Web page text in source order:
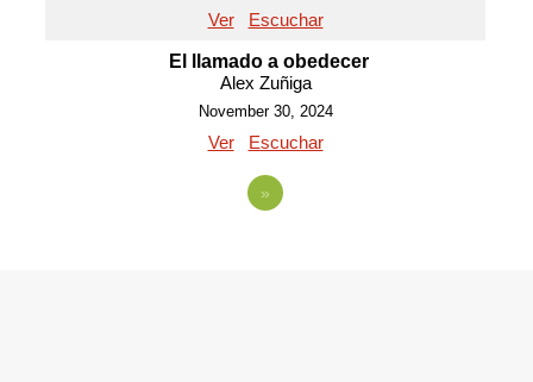
Ver Escuchar
El llamado a obedecer
Alex Zuñiga
November 30, 2024
Ver Escuchar
»